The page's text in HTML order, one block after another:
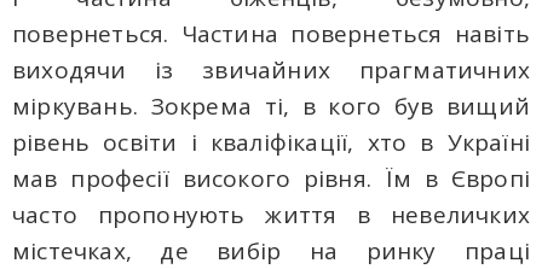
повернеться. Частина повернеться навіть
виходячи із звичайних прагматичних
міркувань. Зокрема ті, в кого був вищий
рівень освіти і кваліфікації, хто в Україні
мав професії високого рівня. Їм в Європі
часто пропонують життя в невеличких
містечках, де вибір на ринку праці